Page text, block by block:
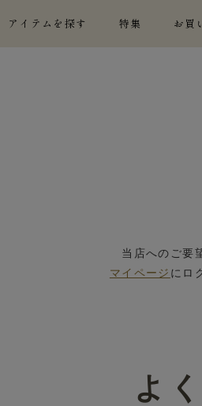
アイテムを探す 特集 お買
当店へのご要
マイページ にロ
よ